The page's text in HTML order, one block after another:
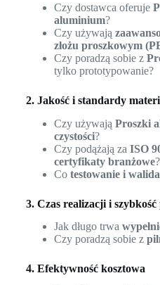
Czy dostawca oferuje
aluminium?
Czy używają
złożu proszkowym
Czy poradzą sobie z
tylko prototypowanie?
2. Jakość i standardy
Czy używają Proszki
czystości?
Czy podążają za ISO
certyfikaty branżowe?
Co testowanie i
3. Czas realizacji i
Jak długo trwa
Czy poradzą sobie z
4. Efektywność kosztowa